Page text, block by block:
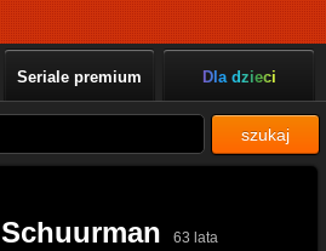
Seriale premium Dla dzieci
szukaj
63 lata